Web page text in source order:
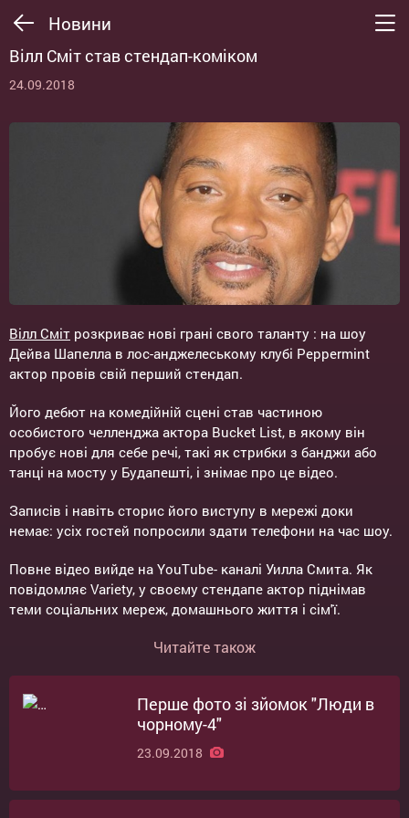
Новини
Вілл Сміт став стендап-коміком
24.09.2018
Вілл Сміт розкриває нові грані свого таланту : на шоу
Дейва Шапелла в лос-анджелеському клубі Peppermint
актор провів свій перший стендап.
Його дебют на комедійній сцені став частиною
особистого челленджа актора Bucket List, в якому він
пробує нові для себе речі, такі як стрибки з банджи або
танці на мосту у Будапешті, і знімає про це відео.
Записів і навіть сторис його виступу в мережі доки
немає: усіх гостей попросили здати телефони на час шоу.
Повне відео вийде на YouTube- каналі Уилла Смита. Як
повідомляє Variety, у своєму стендапе актор піднімав
теми соціальних мереж, домашнього життя і сім'ї.
Читайте також
Перше фото зі зйомок "Люди в
чорному-4"
23.09.2018